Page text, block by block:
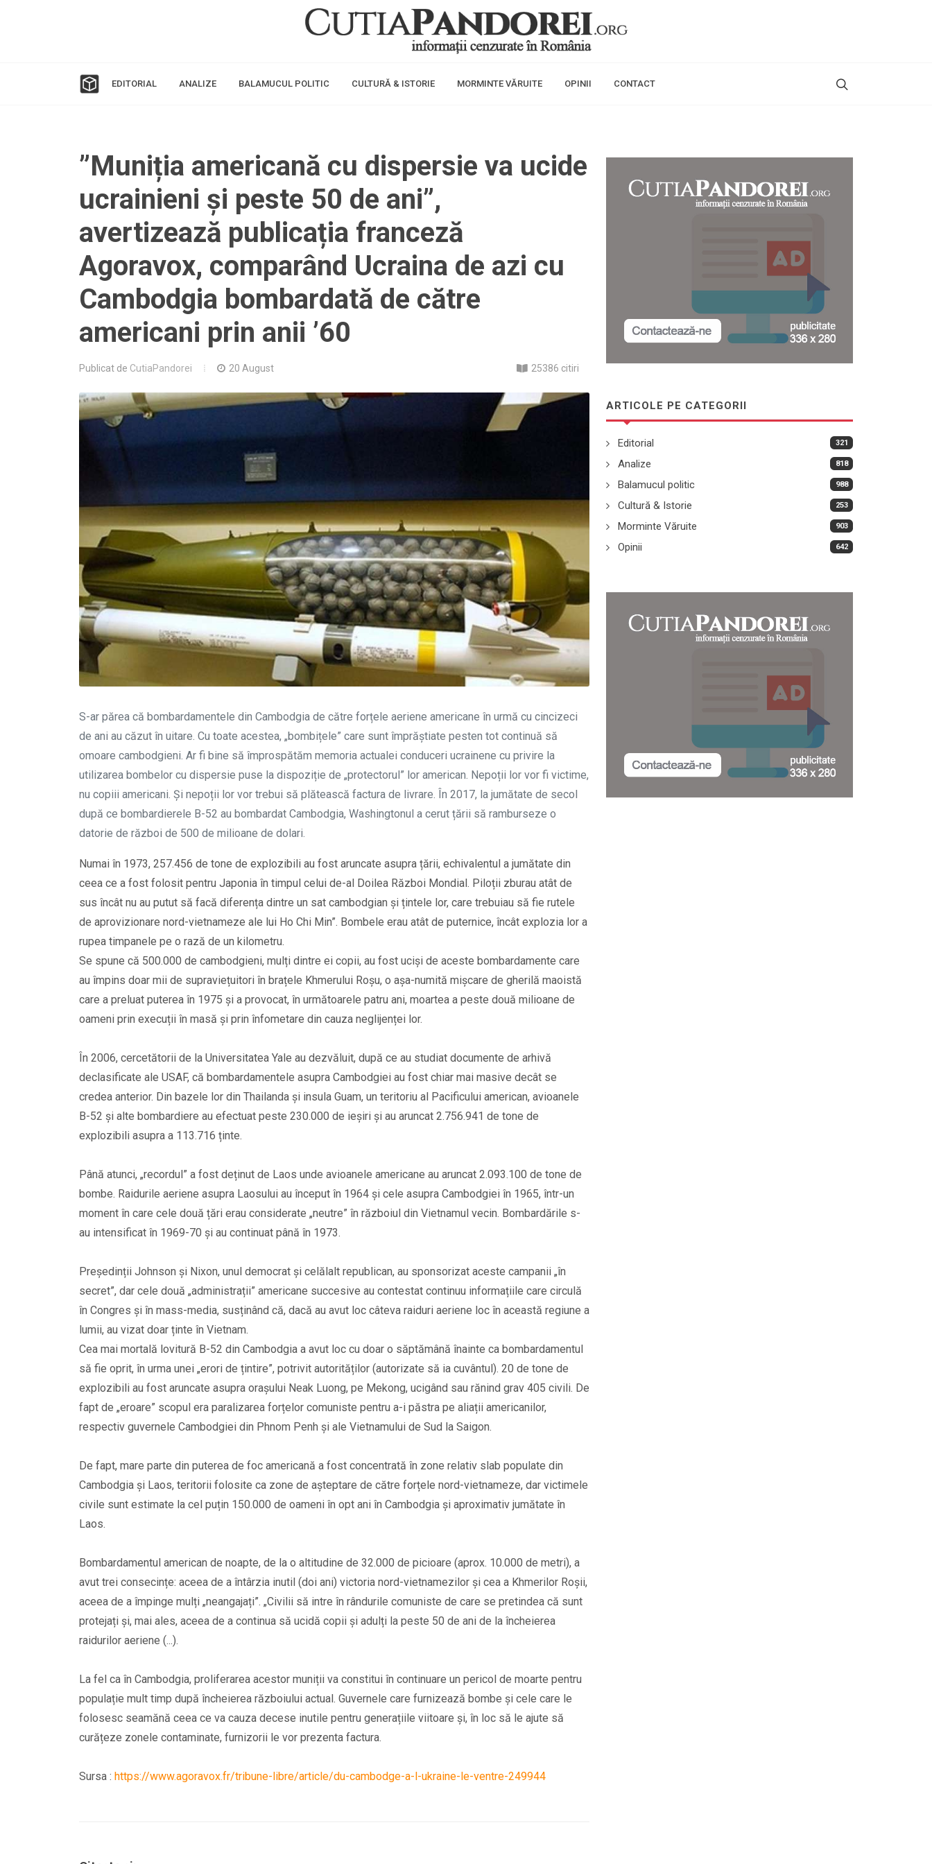
EDITORIAL ANALIZE BALAMUCUL POLITIC CULTURĂ & ISTORIE MORMINTE VĂRUITE OPINII CONTACT
”Muniția americană cu dispersie va ucide
ucrainieni și peste 50 de ani”,
avertizează publicația franceză
Agoravox, comparând Ucraina de azi cu
Cambodgia bombardată de către
americani prin anii ’60
Publicat de CutiaPandorei 20 August 25386 citiri
S-ar părea că bombardamentele din Cambodgia de către forțele aeriene americane în urmă cu cincizeci
de ani au căzut în uitare. Cu toate acestea, „bombițele” care sunt împrăștiate pesten tot continuă să
omoare cambodgieni. Ar fi bine să împrospătăm memoria actualei conduceri ucrainene cu privire la
utilizarea bombelor cu dispersie puse la dispoziție de „protectorul” lor american. Nepoții lor vor fi victime,
nu copiii americani. Și nepoții lor vor trebui să plătească factura de livrare. În 2017, la jumătate de secol
după ce bombardierele B-52 au bombardat Cambodgia, Washingtonul a cerut țării să ramburseze o
datorie de război de 500 de milioane de dolari.
Numai în 1973, 257.456 de tone de explozibili au fost aruncate asupra țării, echivalentul a jumătate din
ceea ce a fost folosit pentru Japonia în timpul celui de-al Doilea Război Mondial. Piloții zburau atât de
sus încât nu au putut să facă diferența dintre un sat cambodgian și țintele lor, care trebuiau să fie rutele
de aprovizionare nord-vietnameze ale lui Ho Chi Min”. Bombele erau atât de puternice, încât explozia lor a
rupea timpanele pe o rază de un kilometru.
Se spune că 500.000 de cambodgieni, mulți dintre ei copii, au fost uciși de aceste bombardamente care
au împins doar mii de supraviețuitori în brațele Khmerului Roșu, o așa-numită mișcare de gherilă maoistă
care a preluat puterea în 1975 și a provocat, în următoarele patru ani, moartea a peste două milioane de
oameni prin execuții în masă și prin înfometare din cauza neglijenței lor.
În 2006, cercetătorii de la Universitatea Yale au dezvăluit, după ce au studiat documente de arhivă
declasificate ale USAF, că bombardamentele asupra Cambodgiei au fost chiar mai masive decât se
credea anterior. Din bazele lor din Thailanda și insula Guam, un teritoriu al Pacificului american, avioanele
B-52 și alte bombardiere au efectuat peste 230.000 de ieșiri și au aruncat 2.756.941 de tone de
explozibili asupra a 113.716 ținte.
Până atunci, „recordul” a fost deținut de Laos unde avioanele americane au aruncat 2.093.100 de tone de
bombe. Raidurile aeriene asupra Laosului au început în 1964 și cele asupra Cambodgiei în 1965, într-un
moment în care cele două țări erau considerate „neutre” în războiul din Vietnamul vecin. Bombardările s-
au intensificat în 1969-70 și au continuat până în 1973.
Președinții Johnson și Nixon, unul democrat și celălalt republican, au sponsorizat aceste campanii „în
secret”, dar cele două „administrații” americane succesive au contestat continuu informațiile care circulă
în Congres și în mass-media, susținând că, dacă au avut loc câteva raiduri aeriene loc în această regiune a
lumii, au vizat doar ținte în Vietnam.
Cea mai mortală lovitură B-52 din Cambodgia a avut loc cu doar o săptămână înainte ca bombardamentul
să fie oprit, în urma unei „erori de țintire”, potrivit autorităților (autorizate să ia cuvântul). 20 de tone de
explozibili au fost aruncate asupra orașului Neak Luong, pe Mekong, ucigând sau rănind grav 405 civili. De
fapt de „eroare” scopul era paralizarea forțelor comuniste pentru a-i păstra pe aliații americanilor,
respectiv guvernele Cambodgiei din Phnom Penh și ale Vietnamului de Sud la Saigon.
De fapt, mare parte din puterea de foc americană a fost concentrată în zone relativ slab populate din
Cambodgia și Laos, teritorii folosite ca zone de așteptare de către forțele nord-vietnameze, dar victimele
civile sunt estimate la cel puțin 150.000 de oameni în opt ani în Cambodgia și aproximativ jumătate în
Laos.
Bombardamentul american de noapte, de la o altitudine de 32.000 de picioare (aprox. 10.000 de metri), a
avut trei consecințe: aceea de a întârzia inutil (doi ani) victoria nord-vietnamezilor și cea a Khmerilor Roșii,
aceea de a împinge mulți „neangajați”. „Civilii să intre în rândurile comuniste de care se pretindea că sunt
protejați și, mai ales, aceea de a continua să ucidă copii și adulți la peste 50 de ani de la încheierea
raidurilor aeriene (...).
La fel ca în Cambodgia, proliferarea acestor muniții va constitui în continuare un pericol de moarte pentru
populație mult timp după încheierea războiului actual. Guvernele care furnizează bombe și cele care le
folosesc seamănă ceea ce va cauza decese inutile pentru generațiile viitoare și, în loc să le ajute să
curățeze zonele contaminate, furnizorii le vor prezenta factura.
Sursa : https://www.agoravox.fr/tribune-libre/article/du-cambodge-a-l-ukraine-le-ventre-249944
ARTICOLE PE CATEGORII
Editorial 321
Analize 818
Balamucul politic 988
Cultură & Istorie 253
Morminte Văruite 903
Opinii 642